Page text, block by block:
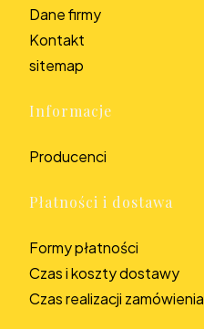
Dane firmy
Kontakt
sitemap
Informacje
Producenci
Płatności i dostawa
Formy płatności
Czas i koszty dostawy
Czas realizacji zamówienia